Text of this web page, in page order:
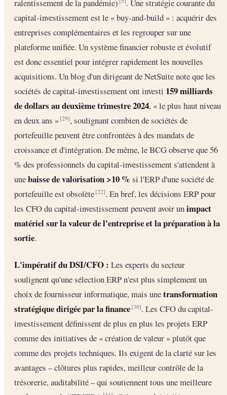
ralentissement de la pandémie) . Une stratégie courante du
capital-investissement est le « buy-and-build » : acquérir des
entreprises complémentaires et les regrouper sur une
plateforme unifiée. Un système financier robuste et évolutif
est donc essentiel pour intégrer rapidement les nouvelles
acquisitions. Un blog d'un dirigeant de NetSuite note que les
sociétés de capital-investissement ont investi 159 milliards
de dollars au deuxième trimestre 2024, « le plus haut niveau
en deux ans »[29], soulignant combien de sociétés de
portefeuille peuvent être confrontées à des mandats de
croissance et d'intégration. De même, le BCG observe que 56
% des professionnels du capital-investissement s'attendent à
unebaisse de valorisation >10 % si l'ERP d'une société de
portefeuille est obsolète[22]. En bref, les décisions ERP pour
les CFO du capital-investissement peuvent avoir unimpact
matériel sur la valeur de l'entreprise et la préparation à la
sortie.
L'impératif du DSI/CFO : Les experts du secteur
soulignent qu'une sélection ERP n'est plus simplement un
choix de fournisseur informatique, mais unetransformation
stratégique dirigée par la finance [30]. Les CFO du capital-
investissement définissent de plus en plus les projets ERP
comme des initiatives de « création de valeur » plutôt que
comme des projets techniques. Ils exigent de la clarté sur les
avantages – clôtures plus rapides, meilleur contrôle de la
trésorerie, auditabilité – qui soutiennent tous une meilleure